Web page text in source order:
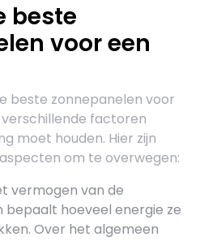
beste
voor een
beste zonnepanelen voor
factoren
moet houden. Hier zijn
om te overwegen:
vermogen van de
bepaalt hoeveel energie ze
Over het algemeen